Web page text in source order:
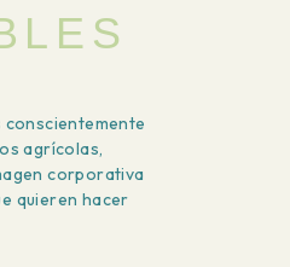
conscientemente
agrícolas,
corporativa
quieren hacer